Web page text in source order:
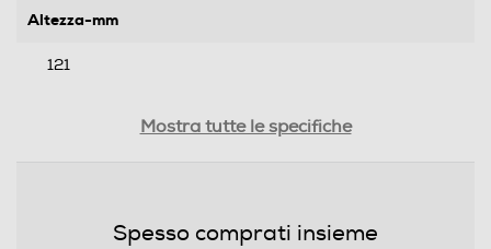
Altezza-mm
121
Mostra tutte le specifiche
Spesso comprati insieme